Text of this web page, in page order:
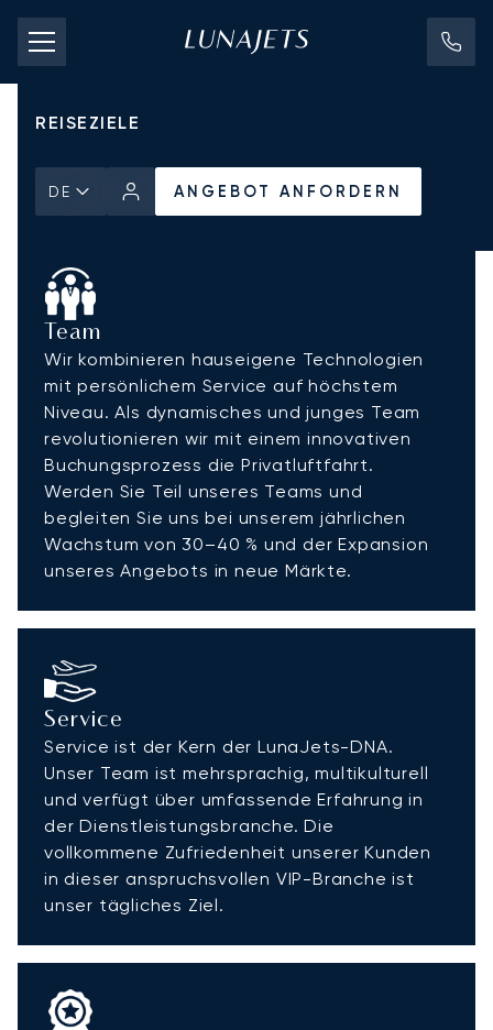
CHARTERPREISE
PRIVATJETS
REISEZIELE
DE ANGEBOT ANFORDERN
Stellenangebote
Team
Wir kombinieren hauseigene Technologien
mit persönlichem Service auf höchstem
Niveau. Als dynamisches und junges Team
revolutionieren wir mit einem innovativen
Buchungsprozess die Privatluftfahrt.
Werden Sie Teil unseres Teams und
begleiten Sie uns bei unserem jährlichen
Wachstum von 30–40 % und der Expansion
unseres Angebots in neue Märkte.
Service
Service ist der Kern der LunaJets-DNA.
Unser Team ist mehrsprachig, multikulturell
und verfügt über umfassende Erfahrung in
der Dienstleistungsbranche. Die
vollkommene Zufriedenheit unserer Kunden
in dieser anspruchsvollen VIP-Branche ist
unser tägliches Ziel.